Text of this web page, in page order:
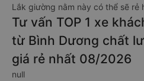
Lắk giường nằm này có thể sẽ rẻ
Tư vấn TOP 1 xe
từ Bình Dương chất
giá rẻ nhất 08/2026
null